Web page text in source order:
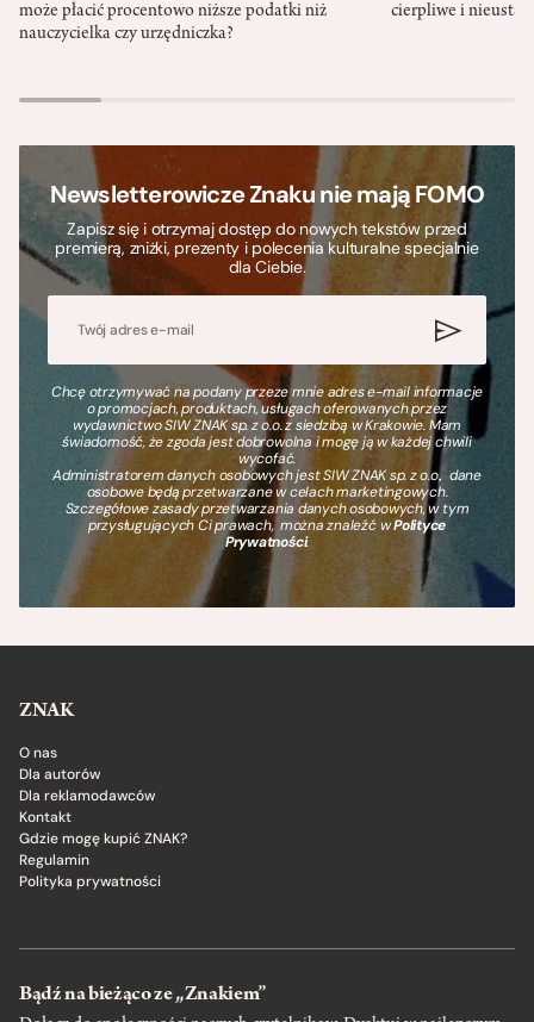
może płacić procentowo niższe podatki niż
nauczycielka czy urzędniczka?
cierpliwe i
Newsletterowicze Znaku nie mają FOMO
Zapisz się i otrzymaj dostęp do nowych tekstów przed
premierą, zniżki, prezenty i polecenia kulturalne specjalnie
dla Ciebie.
Chcę otrzymywać na podany przeze mnie adres e-mail informacje
o promocjach, produktach, usługach oferowanych przez
wydawnictwo SIW ZNAK sp. z o.o. z siedzibą w Krakowie. Mam
świadomość, że zgoda jest dobrowolna i mogę ją w każdej chwili
wycofać.
Administratorem danych osobowych jest SIW ZNAK sp. z o.o., dane
osobowe będą przetwarzane w celach marketingowych.
Szczegółowe zasady przetwarzania danych osobowych, w tym
przysługujących Ci prawach, można znaleźć wPolityce
Prywatności.
ZNAK
O nas
Dla autorów
Dla reklamodawców
Kontakt
Gdzie mogę kupić ZNAK?
Regulamin
Polityka prywatności
Bądź na bieżąco ze „Znakiem”